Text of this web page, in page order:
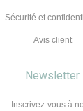
Sécurité et
Avis client
Newsletter
Inscrivez-vous à